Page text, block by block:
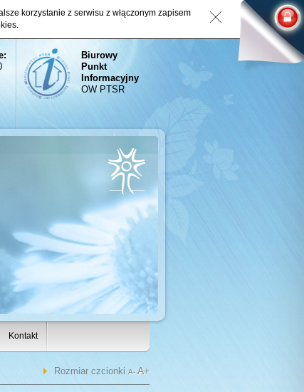
korzystanie z serwisu z włączonym zapisem
Biurowy
Punkt
Informacyjny
OW PTSR
Kontakt
Rozmiar czcionki A-A+